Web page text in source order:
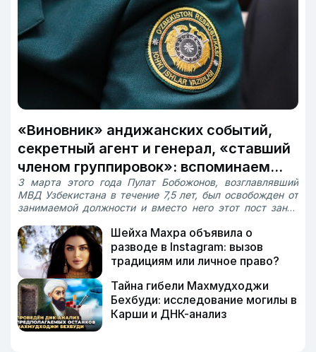
«Виновник» андижанских событий,
секретный агент и генерал, «ставший
членом группировок»: вспоминаем
министров внутренних дел
Узбекистана
3 марта этого года Пулат Бобожонов, возглавлявший
МВД Узбекистана в течение 7,5 лет, был освобожден от
занимаемой должности и вместо него этот пост занял
был шестым министром внутренних дел страны. «Дарё»
рассказывает о лицах, руководивших системой
внутренних дел в годы независимости, и их деяниях,
оставшихся в памяти общественности.
Шейха Махра объявила о
разводе в Instagram: вызов
традициям или личное право?
Тайна гибели Махмудходжи
Бехбуди: исследование могилы в
Карши и ДНК-анализ